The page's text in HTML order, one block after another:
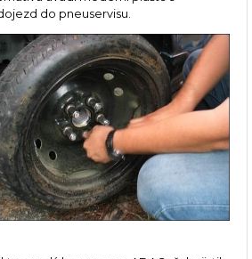
do pneuservisu.